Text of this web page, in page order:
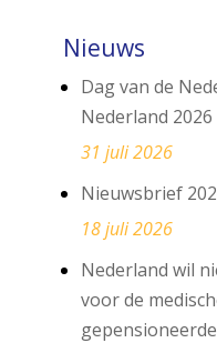
Nieuws
Dag van de
Nederland 2026
31 juli 2026
Nieuwsbrief
18 juli 2026
Nederland wil
voor de